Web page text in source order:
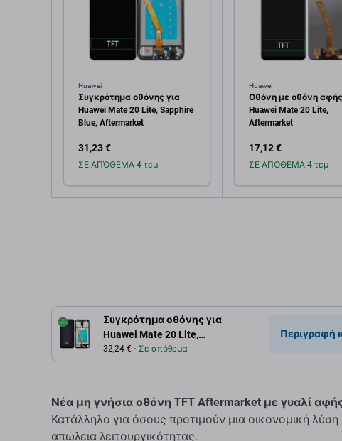
Huawei
Συγκρότημα οθόνης για
Huawei Mate 20 Lite, Sapphire
Blue, Aftermarket
31,23 €
ΣΕ ΑΠΌΘΕΜΑ 4 τεμ
Huawei
Οθόνη με οθόνη αφής
Huawei Mate 20 Lite,
Aftermarket
17,12 €
ΣΕ ΑΠΌΘΕΜΑ 4 τεμ
Συγκρότημα οθόνης για
Huawei Mate 20 Lite,
Μαύρο, Black, Aftermarket
32,24 € Σε απόθεμα
Περιγραφή
Νέα μη γνήσια οθόνη TFT Aftermarket με γυαλί
Κατάλληλο για όσους προτιμούν μια οικονομική
απώλεια λειτουργικότητας.